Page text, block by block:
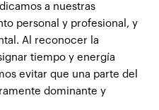
a nuestras
personal y profesional, y
Al reconocer la
tiempo y energía
evitar que una parte del
dominante y